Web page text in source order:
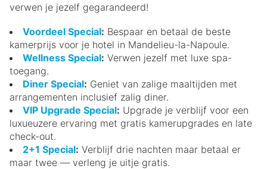
verwen je jezelf gegarandeerd!
Voordeel Special: Bespaar en betaal de beste
kamerprijs voor je hotel in Mandelieu-la-Napoule.
Wellness Special: Verwen jezelf met luxe spa-
toegang.
Diner Special: Geniet van zalige maaltijden met
arrangementen inclusief zalig diner.
VIP Upgrade Special: Upgrade je verblijf voor een
luxueuzere ervaring met gratis kamerupgrades en late
check-out.
2+1 Special: Verblijf drie nachten maar betaal er
maar twee — verleng je uitje gratis.